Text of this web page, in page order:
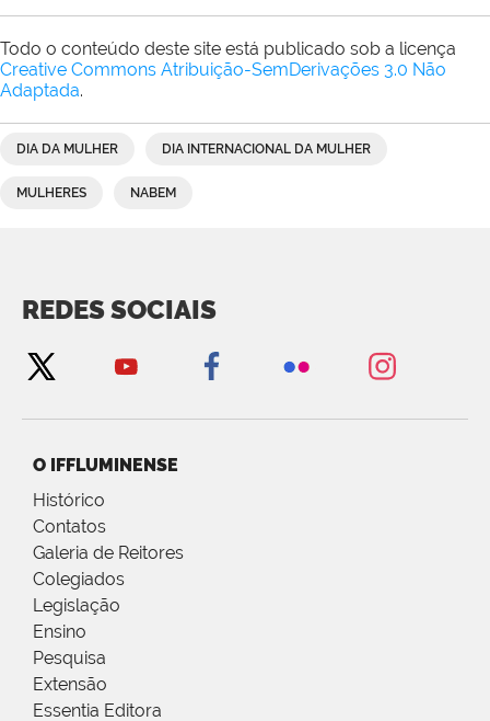
Todo o conteúdo deste site está publicado sob a licença
Creative Commons Atribuição-SemDerivações 3.0 Não
Adaptada.
DIA DA MULHER DIA INTERNACIONAL DA MULHER
MULHERES NABEM
REDES SOCIAIS
O IFFLUMINENSE
Histórico
Contatos
Galeria de Reitores
Colegiados
Legislação
Ensino
Pesquisa
Extensão
Essentia Editora